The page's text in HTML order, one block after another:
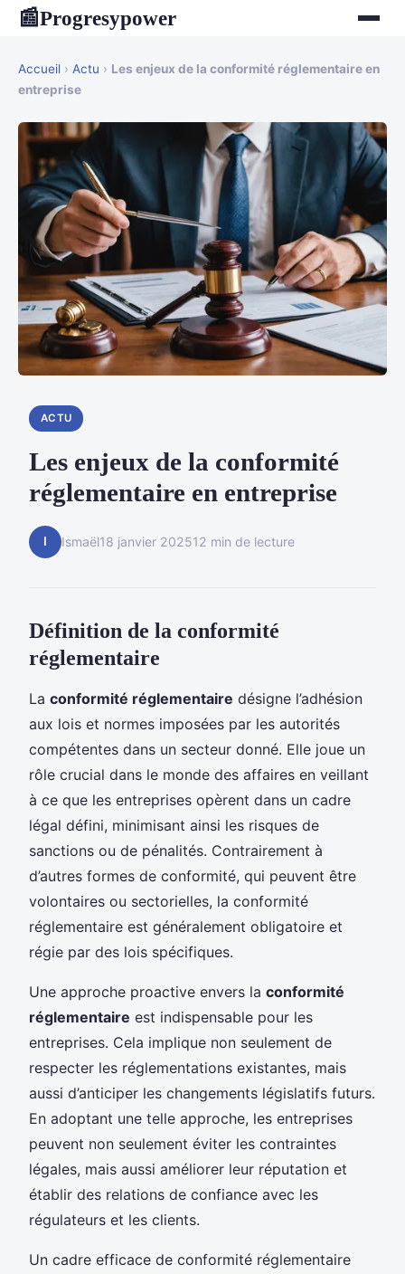
📰Progresypower
Accueil › Actu › Les enjeux de la conformité réglementaire en
entreprise
ACTU
Les enjeux de la conformité
réglementaire en entreprise
I Ismaël18 janvier 202512 min de lecture
Définition de la conformité
réglementaire
La conformité réglementaire désigne l’adhésion
aux lois et normes imposées par les autorités
compétentes dans un secteur donné. Elle joue un
rôle crucial dans le monde des affaires en veillant
à ce que les entreprises opèrent dans un cadre
légal défini, minimisant ainsi les risques de
sanctions ou de pénalités. Contrairement à
d’autres formes de conformité, qui peuvent être
volontaires ou sectorielles, la conformité
réglementaire est généralement obligatoire et
régie par des lois spécifiques.
Une approche proactive envers la conformité
réglementaire est indispensable pour les
entreprises. Cela implique non seulement de
respecter les réglementations existantes, mais
aussi d’anticiper les changements législatifs futurs.
En adoptant une telle approche, les entreprises
peuvent non seulement éviter les contraintes
légales, mais aussi améliorer leur réputation et
établir des relations de confiance avec les
régulateurs et les clients.
Un cadre efficace de conformité réglementaire